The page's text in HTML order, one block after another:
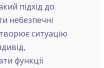
підхід до
небезпечні
ситуацію
функції